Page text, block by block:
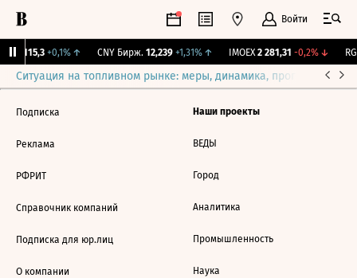
Войти
115,3 +0,1%↑ CNY Бирж. 12,239 +1,31%↑ IMOEX 2 281,31 -0,2%↓
Ситуация на топливном рынке: меры, динамика, прогнозы
Подписка
Реклама
РФРИТ
Справочник компаний
Подписка для юр.лиц
О компании
Наши проекты
ВЕДЫ
Город
Аналитика
Промышленность
Наука